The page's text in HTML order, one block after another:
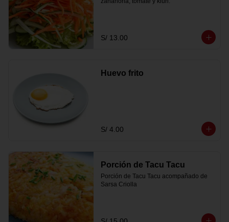
S/ 13.00
Huevo frito
S/ 4.00
Porción de Tacu Tacu
Porción de Tacu Tacu acompañado de
Sarsa Criolla